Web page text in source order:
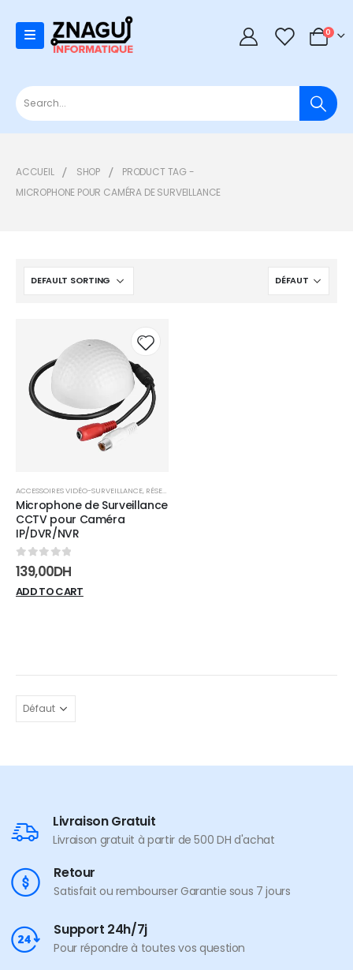
0 0
ACCUEIL SHOP
PRODUCT TAG -
MICROPHONE POUR CAMÉRA DE SURVEILLANCE
Add to
wishlist
ACCESSOIRES VIDÉO-SURVEILLANCE, RÉSEAUX
Microphone de Surveillance
CCTV pour Caméra
IP/DVR/NVR
0sur 5
139,00DH
ADD TO CART
Livraison Gratuit
Livraison gratuit à partir de 500 DH d'achat
Retour
Satisfait ou rembourser Garantie sous 7 jours
Support 24h/7j
Pour répondre à toutes vos question